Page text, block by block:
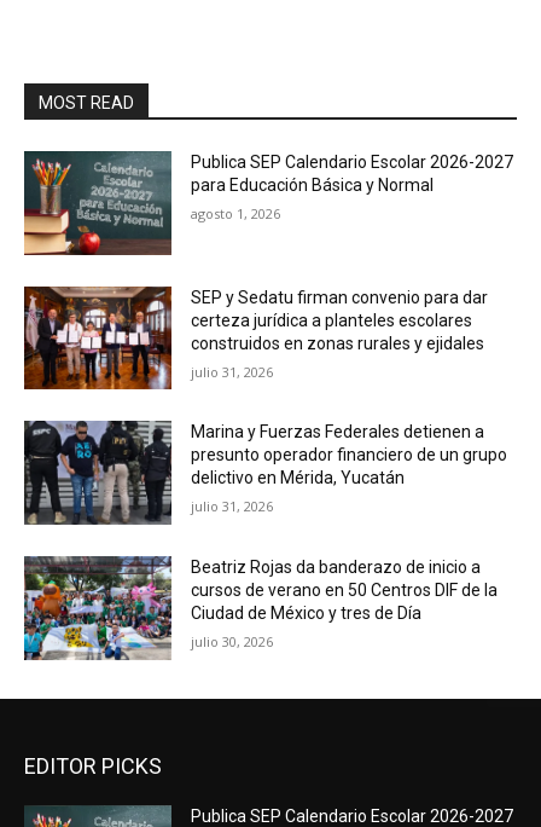
MOST READ
Publica SEP Calendario Escolar 2026-2027
para Educación Básica y Normal
agosto 1, 2026
SEP y Sedatu firman convenio para dar
certeza jurídica a planteles escolares
construidos en zonas rurales y ejidales
julio 31, 2026
Marina y Fuerzas Federales detienen a
presunto operador financiero de un grupo
delictivo en Mérida, Yucatán
julio 31, 2026
Beatriz Rojas da banderazo de inicio a
cursos de verano en 50 Centros DIF de la
Ciudad de México y tres de Día
julio 30, 2026
EDITOR PICKS
Publica SEP Calendario Escolar 2026-2027